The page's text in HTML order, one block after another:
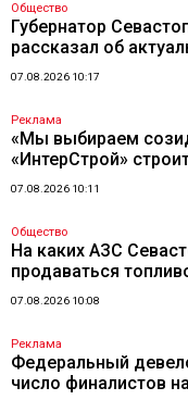
Общество
Губернатор
рассказал об
07.08.2026 10:17
Реклама
«Мы выбираем
«ИнтерСтрой»
07.08.2026 10:11
Общество
На каких АЗС
продаваться
07.08.2026 10:08
Реклама
Федеральный
число финалистов